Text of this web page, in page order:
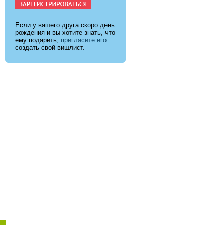
Если у вашего друга скоро день
рождения и вы хотите знать, что
ему подарить, пригласите его
создать свой вишлист.